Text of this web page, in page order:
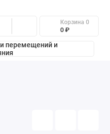
Корзина 0
0 ₽
перемещений и